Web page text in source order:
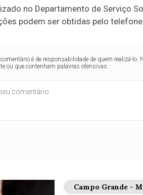
no Departamento de Serviço
podem ser obtidas pelo
é de responsabilidade de quem realizá-
ou que contenham palavras ofensivas.
Campo Grande -